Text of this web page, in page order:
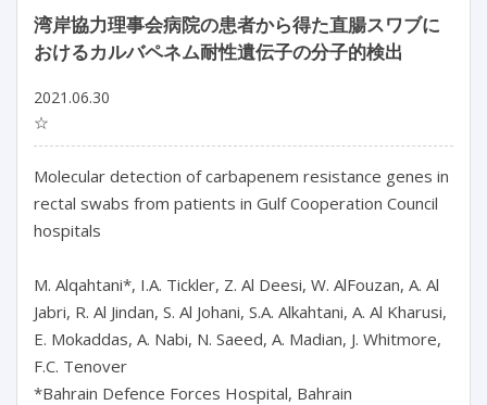
湾岸協力理事会病院の患者から得た直腸スワブに
おけるカルバペネム耐性遺伝子の分子的検出
2021.06.30
☆
Molecular detection of carbapenem resistance genes in
rectal swabs from patients in Gulf Cooperation Council
hospitals
M. Alqahtani*, I.A. Tickler, Z. Al Deesi, W. AlFouzan, A. Al
Jabri, R. Al Jindan, S. Al Johani, S.A. Alkahtani, A. Al Kharusi,
E. Mokaddas, A. Nabi, N. Saeed, A. Madian, J. Whitmore,
F.C. Tenover
*Bahrain Defence Forces Hospital, Bahrain